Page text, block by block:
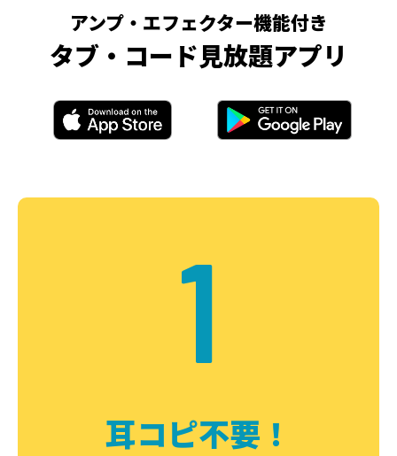
アンプ・エフェクター機能付き
タブ・コード見放題アプリ
1
耳コピ不要！